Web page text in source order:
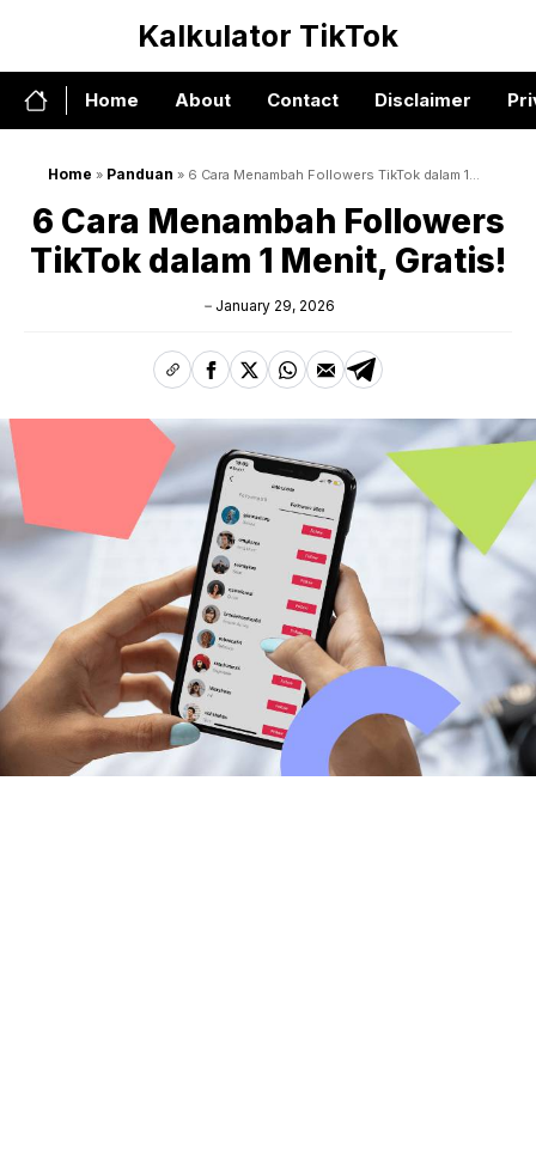
content
Kalkulator TikTok
Home About Contact Disclaimer
Home » Panduan » 6 Cara Menambah Followers TikTok dalam 1
Menit, Gratis!
6 Cara Menambah Followers
TikTok dalam 1 Menit, Gratis!
January 29, 2026